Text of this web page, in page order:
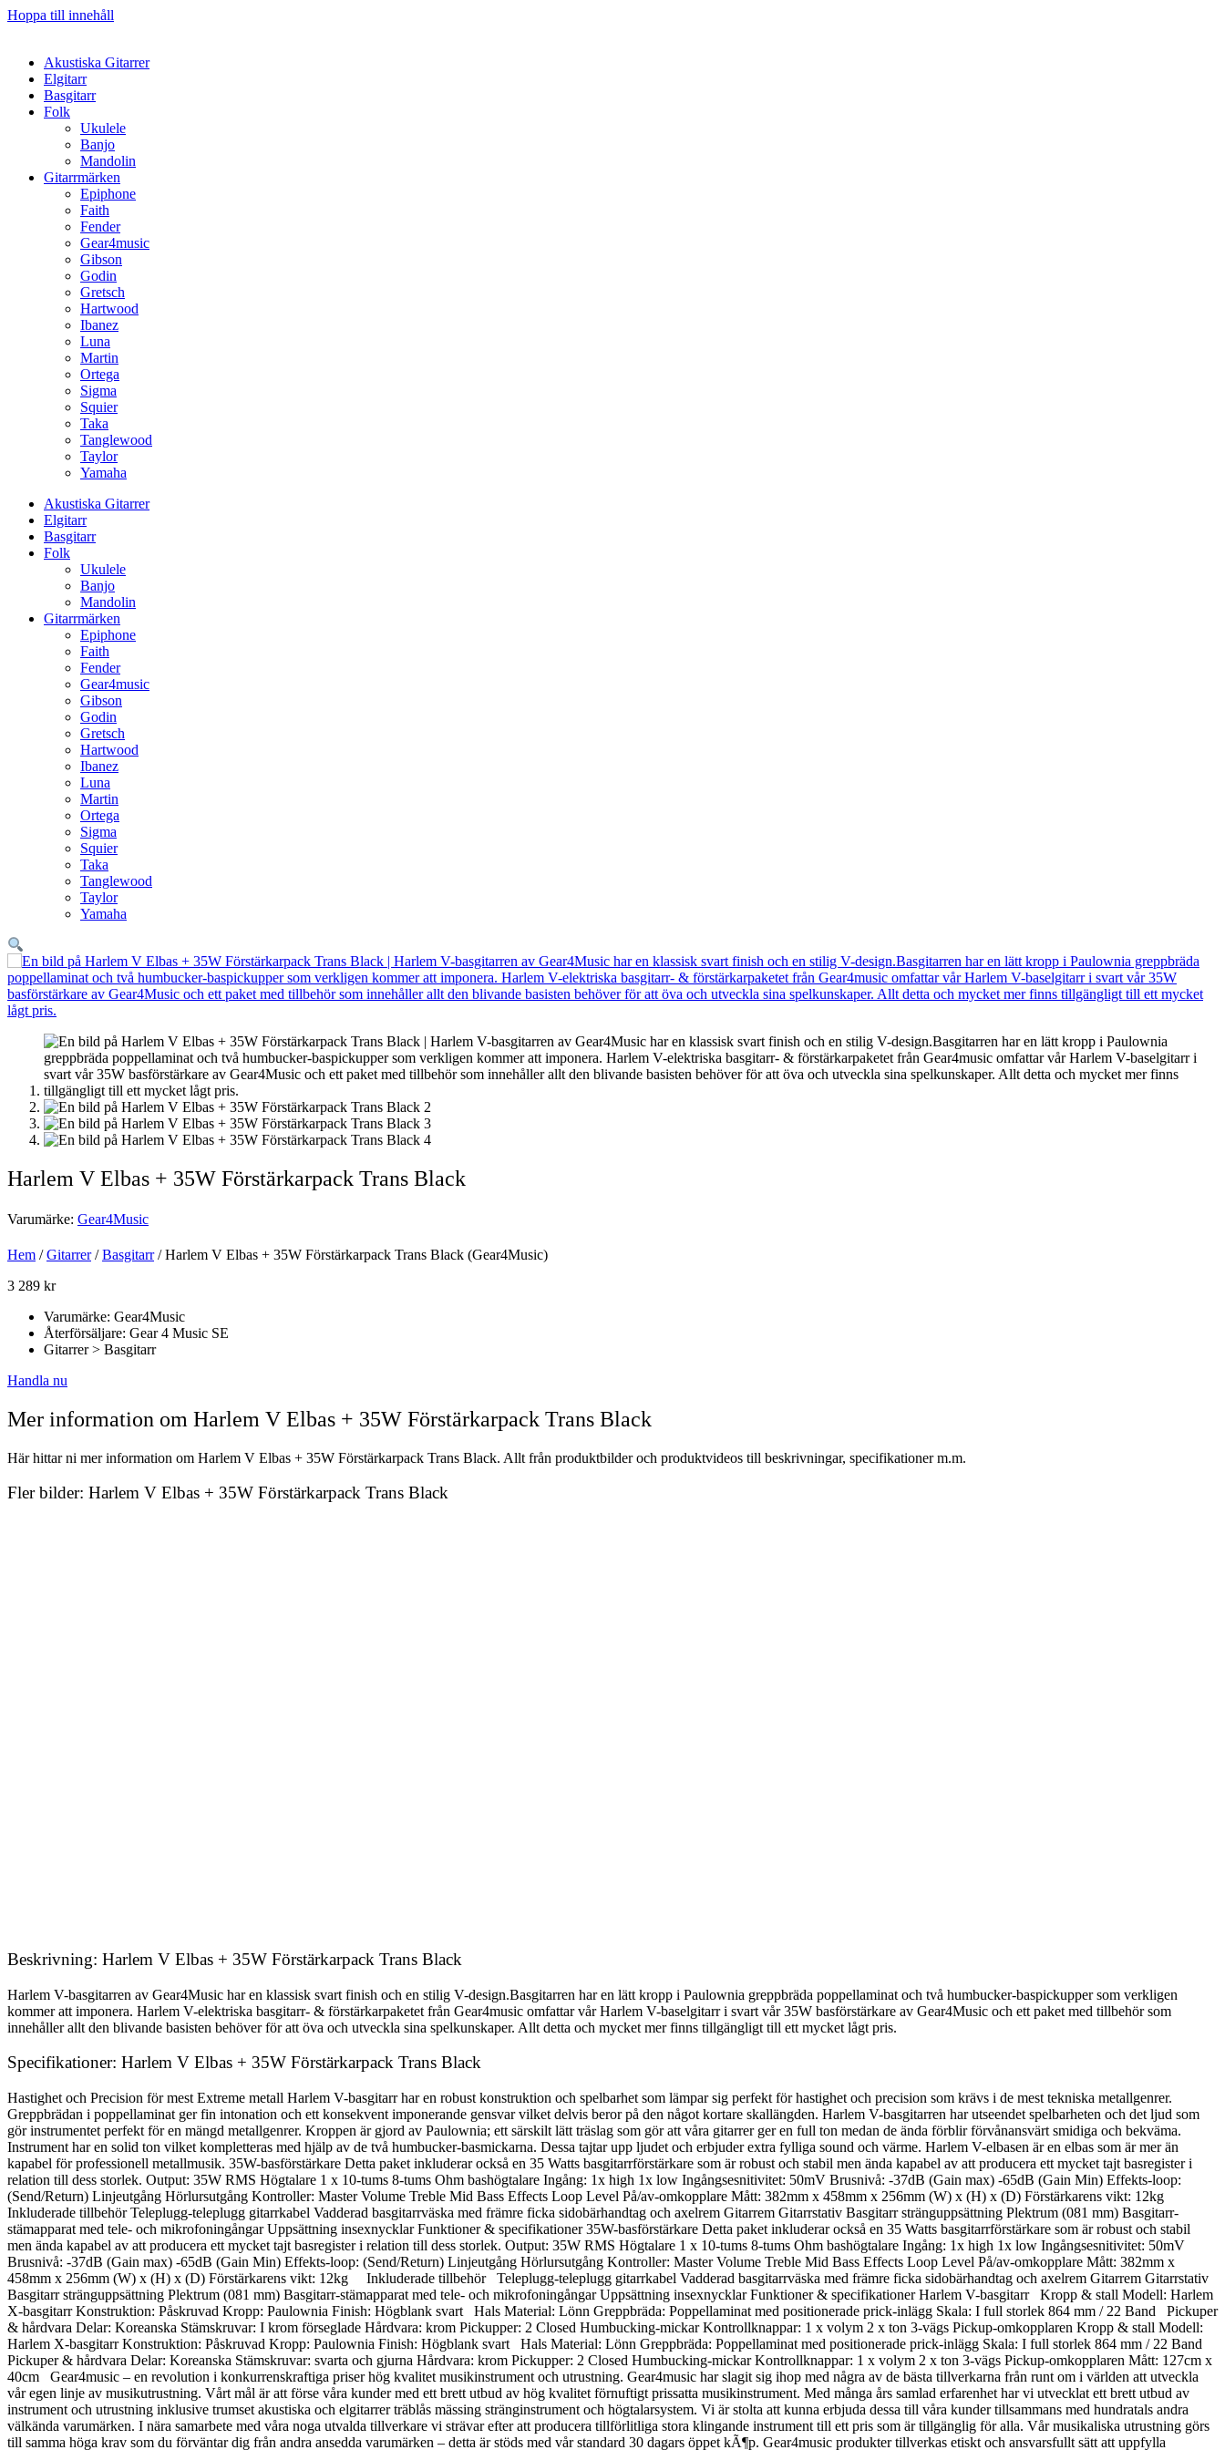
Hoppa till innehåll
Akustiska Gitarrer
Elgitarr
Basgitarr
Folk
Ukulele
Banjo
Mandolin
Gitarrmärken
Epiphone
Faith
Fender
Gear4music
Gibson
Godin
Gretsch
Hartwood
Ibanez
Luna
Martin
Ortega
Sigma
Squier
Taka
Tanglewood
Taylor
Yamaha
Akustiska Gitarrer
Elgitarr
Basgitarr
Folk
Ukulele
Banjo
Mandolin
Gitarrmärken
Epiphone
Faith
Fender
Gear4music
Gibson
Godin
Gretsch
Hartwood
Ibanez
Luna
Martin
Ortega
Sigma
Squier
Taka
Tanglewood
Taylor
Yamaha
Harlem V Elbas + 35W Förstärkarpack Trans Black
Varumärke: Gear4Music
Hem /Gitarrer/Basgitarr/ Harlem V Elbas + 35W Förstärkarpack Trans Black (Gear4Music)
3 289 kr
Varumärke: Gear4Music
Återförsäljare: Gear 4 Music SE
Gitarrer > Basgitarr
Handla nu
Mer information om Harlem V Elbas + 35W Förstärkarpack Trans Black
Här hittar ni mer information om Harlem V Elbas + 35W Förstärkarpack Trans Black. Allt från produktbilder och produktvideos till beskrivningar, specifikationer m.m.
Fler bilder: Harlem V Elbas + 35W Förstärkarpack Trans Black
Beskrivning: Harlem V Elbas + 35W Förstärkarpack Trans Black
Harlem V-basgitarren av Gear4Music har en klassisk svart finish och en stilig V-design.Basgitarren har en lätt kropp i Paulownia greppbräda poppellaminat och två humbucker-baspickupper som verkligen
kommer att imponera. Harlem V-elektriska basgitarr- & förstärkarpaketet från Gear4music omfattar vår Harlem V-baselgitarr i svart vår 35W basförstärkare av Gear4Music och ett paket med tillbehör som
innehåller allt den blivande basisten behöver för att öva och utveckla sina spelkunskaper. Allt detta och mycket mer finns tillgängligt till ett mycket lågt pris.
Specifikationer: Harlem V Elbas + 35W Förstärkarpack Trans Black
Hastighet och Precision för mest Extreme metall Harlem V-basgitarr har en robust konstruktion och spelbarhet som lämpar sig perfekt för hastighet och precision som krävs i de mest tekniska metallgenrer.
Greppbrädan i poppellaminat ger fin intonation och ett konsekvent imponerande gensvar vilket delvis beror på den något kortare skallängden. Harlem V-basgitarren har utseendet spelbarheten och det ljud som
gör instrumentet perfekt för en mängd metallgenrer. Kroppen är gjord av Paulownia; ett särskilt lätt träslag som gör att våra gitarrer ger en full ton medan de ända förblir förvånansvärt smidiga och bekväma.
Instrument har en solid ton vilket kompletteras med hjälp av de två humbucker-basmickarna. Dessa tajtar upp ljudet och erbjuder extra fylliga sound och värme. Harlem V-elbasen är en elbas som är mer än
kapabel för professionell metallmusik. 35W-basförstärkare Detta paket inkluderar också en 35 Watts basgitarrförstärkare som är robust och stabil men ända kapabel av att producera ett mycket tajt basregister i
relation till dess storlek. Output: 35W RMS Högtalare 1 x 10-tums 8-tums Ohm bashögtalare Ingång: 1x high 1x low Ingångsesnitivitet: 50mV Brusnivå: -37dB (Gain max) -65dB (Gain Min) Effekts-loop:
(Send/Return) Linjeutgång Hörlursutgång Kontroller: Master Volume Treble Mid Bass Effects Loop Level På/av-omkopplare Mått: 382mm x 458mm x 256mm (W) x (H) x (D) Förstärkarens vikt: 12kg
Inkluderade tillbehör Teleplugg-teleplugg gitarrkabel Vadderad basgitarrväska med främre ficka sidobärhandtag och axelrem Gitarrem Gitarrstativ Basgitarr stränguppsättning Plektrum (081 mm) Basgitarr-
stämapparat med tele- och mikrofoningångar Uppsättning insexnycklar Funktioner & specifikationer 35W-basförstärkare Detta paket inkluderar också en 35 Watts basgitarrförstärkare som är robust och stabil
men ända kapabel av att producera ett mycket tajt basregister i relation till dess storlek. Output: 35W RMS Högtalare 1 x 10-tums 8-tums Ohm bashögtalare Ingång: 1x high 1x low Ingångsesnitivitet: 50mV
Brusnivå: -37dB (Gain max) -65dB (Gain Min) Effekts-loop: (Send/Return) Linjeutgång Hörlursutgång Kontroller: Master Volume Treble Mid Bass Effects Loop Level På/av-omkopplare Mått: 382mm x
458mm x 256mm (W) x (H) x (D) Förstärkarens vikt: 12kg Inkluderade tillbehör Teleplugg-teleplugg gitarrkabel Vadderad basgitarrväska med främre ficka sidobärhandtag och axelrem Gitarrem Gitarrstativ
Basgitarr stränguppsättning Plektrum (081 mm) Basgitarr-stämapparat med tele- och mikrofoningångar Uppsättning insexnycklar Funktioner & specifikationer Harlem V-basgitarr Kropp & stall Modell: Harlem
X-basgitarr Konstruktion: Påskruvad Kropp: Paulownia Finish: Högblank svart Hals Material: Lönn Greppbräda: Poppellaminat med positionerade prick-inlägg Skala: I full storlek 864 mm / 22 Band Pickuper
& hårdvara Delar: Koreanska Stämskruvar: I krom förseglade Hårdvara: krom Pickupper: 2 Closed Humbucking-mickar Kontrollknappar: 1 x volym 2 x ton 3-vägs Pickup-omkopplaren Kropp & stall Modell:
Harlem X-basgitarr Konstruktion: Påskruvad Kropp: Paulownia Finish: Högblank svart Hals Material: Lönn Greppbräda: Poppellaminat med positionerade prick-inlägg Skala: I full storlek 864 mm / 22 Band
Pickuper & hårdvara Delar: Koreanska Stämskruvar: svarta och gjurna Hårdvara: krom Pickupper: 2 Closed Humbucking-mickar Kontrollknappar: 1 x volym 2 x ton 3-vägs Pickup-omkopplaren Mått: 127cm x
40cm Gear4music – en revolution i konkurrenskraftiga priser hög kvalitet musikinstrument och utrustning. Gear4music har slagit sig ihop med några av de bästa tillverkarna från runt om i världen att utveckla
vår egen linje av musikutrustning. Vårt mål är att förse våra kunder med ett brett utbud av hög kvalitet förnuftigt prissatta musikinstrument. Med många års samlad erfarenhet har vi utvecklat ett brett utbud av
instrument och utrustning inklusive trumset akustiska och elgitarrer träblås mässing stränginstrument och högtalarsystem. Vi är stolta att kunna erbjuda dessa till våra kunder tillsammans med hundratals andra
välkända varumärken. I nära samarbete med våra noga utvalda tillverkare vi strävar efter att producera tillförlitliga stora klingande instrument till ett pris som är tillgänglig för alla. Vår musikaliska utrustning görs
till samma höga krav som du förväntar dig från andra ansedda varumärken – detta är stöds med vår standard 30 dagars öppet kÃ¶p. Gear4music produkter tillverkas etiskt och ansvarsfullt sätt att uppfylla